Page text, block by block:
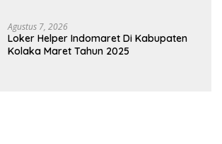
Agustus 7, 2026
Loker Helper Indomaret Di Kabupaten
Kolaka Maret Tahun 2025